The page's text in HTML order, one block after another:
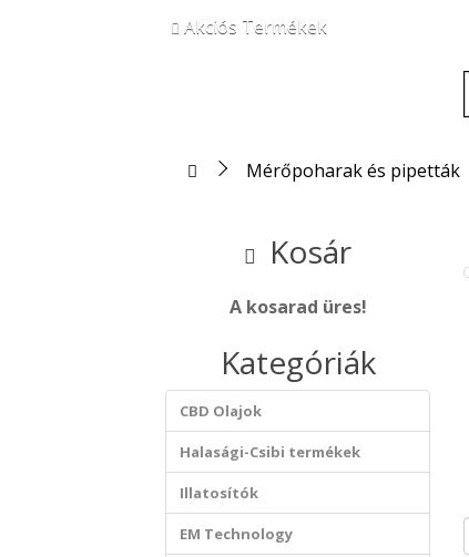
Akciós Termékek
Mérőpoharak és pipetták
Kosár
A kosarad üres!
Kategóriák
CBD Olajok
Halasági-Csibi termékek
Illatosítók
EM Technology